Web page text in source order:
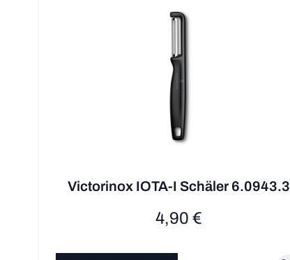
Victorinox IOTA-I Schäler 6.0943.3
4,90 €